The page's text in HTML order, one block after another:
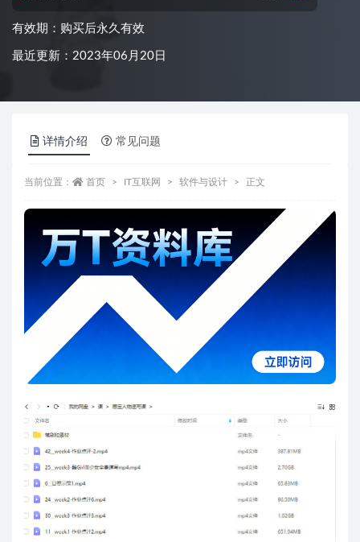
有效期：购买后永久有效
最近更新：2023年06月20日
详情介绍 常见问题
当前位置： 首页 IT互联网 软件与设计 正文
资源信息
普通会员 39捐赠点
黄金会员
钻石会员
下载遇到问题？请联系站长QQ：250303228（邮箱：